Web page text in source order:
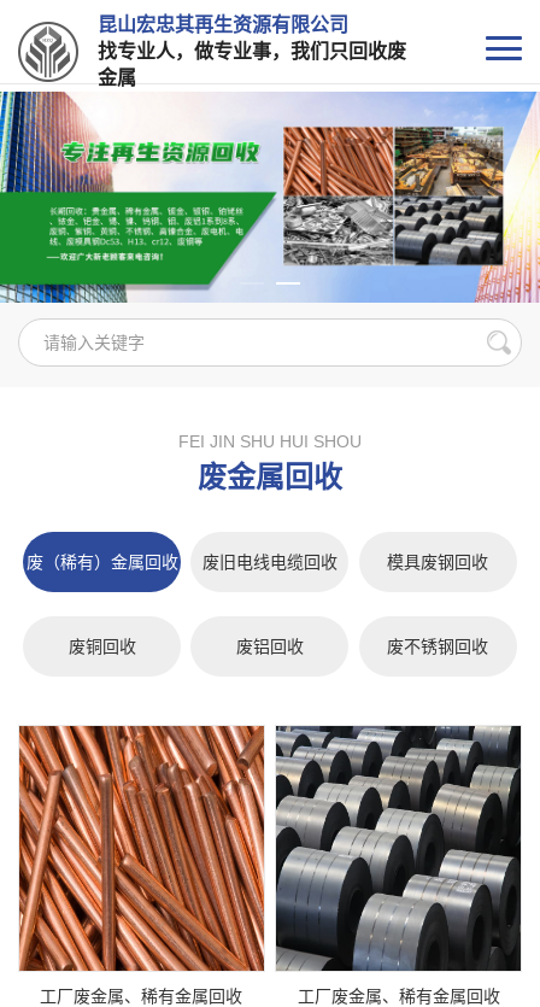
昆山宏忠其再生资源有限公司
找专业人，做专业事，我们只回收废
金属
FEI JIN SHU HUI SHOU
废金属回收
废（稀有）金属回收 废旧电线电缆回收 模具废钢回收
废铜回收 废铝回收 废不锈钢回收
工厂废金属、稀有金属回收 工厂废金属、稀有金属回收